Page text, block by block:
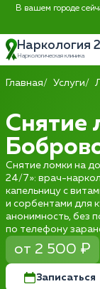
В вашем городе
Наркология
Наркологическая клиника
Главная Услуги
Снятие
Снятие ломки на
24/7»: врач-
капельницу с
и сорбентами для
анонимность, без
по телефону
от 2 500 ₽
Записаться